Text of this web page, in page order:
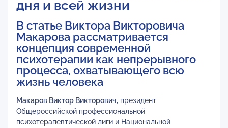
дня и всей жизни
В статье Виктора Викторовича
Макарова рассматривается
концепция современной
психотерапии как непрерывного
процесса, охватывающего всю
жизнь человека
Макаров Виктор Викторович, президент
Общероссийской профессиональной
психотерапевтической лиги и Национальной